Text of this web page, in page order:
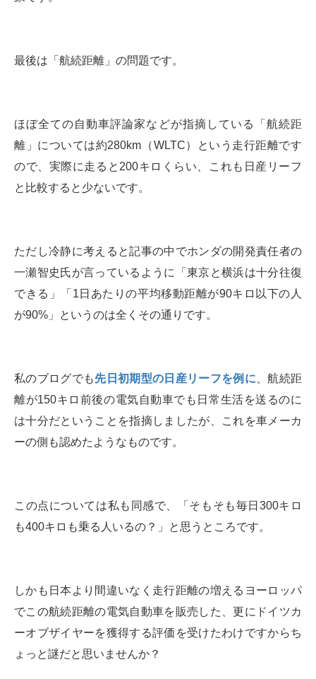
最後は「航続距離」の問題です。
ほぼ全ての自動車評論家などが指摘している「航続距
離」については約280km（WLTC）という走行距離です
ので、実際に走ると200キロくらい、これも日産リーフ
と比較すると少ないです。
ただし冷静に考えると記事の中でホンダの開発責任者の
一瀬智史氏が言っているように「東京と横浜は十分往復
できる」「1日あたりの平均移動距離が90キロ以下の人
が90%」というのは全くその通りです。
私のブログでも先日初期型の日産リーフを例に 、航続距
離が150キロ前後の電気自動車でも日常生活を送るのに
は十分だということを指摘しましたが、これを車メーカ
ーの側も認めたようなものです。
この点については私も同感で、「そもそも毎日300キロ
も400キロも乗る人いるの？」と思うところです。
しかも日本より間違いなく走行距離の増えるヨーロッパ
でこの航続距離の電気自動車を販売した、更にドイツカ
ーオブザイヤーを獲得する評価を受けたわけですからち
ょっと謎だと思いませんか？